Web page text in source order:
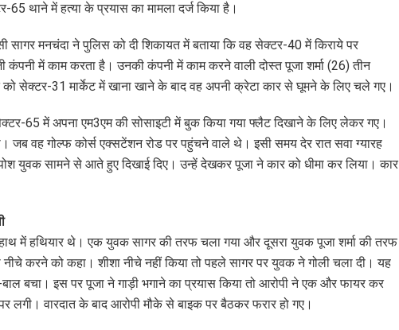
थाने में हत्या के प्रयास का मामला दर्ज किया है।
सागर मनचंदा ने पुलिस को दी शिकायत में बताया कि वह सेक्टर-40 में किराये पर
में काम करता है। उनकी कंपनी में काम करने वाली दोस्त पूजा शर्मा (26) तीन
सेक्टर-31 मार्केट में खाना खाने के बाद वह अपनी क्रेटा कार से घूमने के लिए चले गए।
65 में अपना एम3एम की सोसाइटी में बुक किया गया फ्लैट दिखाने के लिए लेकर गए।
जब वह गोल्फ कोर्स एक्सटेंशन रोड पर पहुंचने वाले थे। इसी समय देर रात सवा ग्यारह
युवक सामने से आते हुए दिखाई दिए। उन्हें देखकर पूजा ने कार को धीमा कर लिया। कार
में हथियार थे। एक युवक सागर की तरफ चला गया और दूसरा युवक पूजा शर्मा की तरफ
नीचे करने को कहा। शीशा नीचे नहीं किया तो पहले सागर पर युवक ने गोली चला दी। यह
बचा। इस पर पूजा ने गाड़ी भगाने का प्रयास किया तो आरोपी ने एक और फायर कर
लगी। वारदात के बाद आरोपी मौके से बाइक पर बैठकर फरार हो गए।